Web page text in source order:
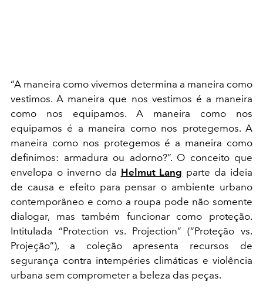
“A maneira como vivemos determina a maneira como
vestimos. A maneira que nos vestimos é a maneira
como nos equipamos. A maneira como nos
equipamos é a maneira como nos protegemos. A
maneira como nos protegemos é a maneira como
definimos: armadura ou adorno?”. O conceito que
envelopa o inverno da Helmut Lang parte da ideia
de causa e efeito para pensar o ambiente urbano
contemporâneo e como a roupa pode não somente
dialogar, mas também funcionar como proteção.
Intitulada “Protection vs. Projection” (“Proteção vs.
Projeção”), a coleção apresenta recursos de
segurança contra intempéries climáticas e violência
urbana sem comprometer a beleza das peças.